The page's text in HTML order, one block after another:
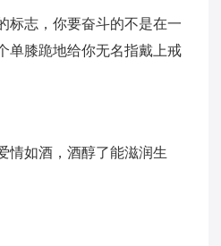
标志，你要奋斗的不是在一
单膝跪地给你无名指戴上戒
情如酒，酒醇了能滋润生